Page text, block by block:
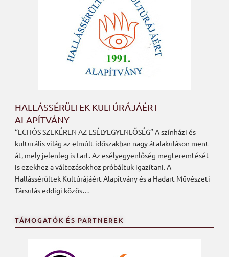
HALLÁSSÉRÜLTEK KULTÚRÁJÁÉRT
ALAPÍTVÁNY
“ECHÓS SZEKÉREN AZ ESÉLYEGYENLŐSÉG” A színházi és
kulturális világ az elmúlt időszakban nagy átalakuláson ment
át, mely jelenleg is tart. Az esélyegyenlőség megteremtését
is ezekhez a változásokhoz próbáltuk igazítani. A
Hallássérültek Kultúrájáért Alapítvány és a Hadart Művészeti
Társulás eddigi közös…
TÁMOGATÓK ÉS PARTNEREK